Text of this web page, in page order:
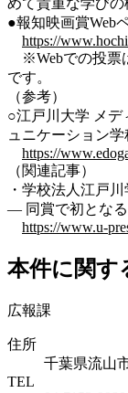
●報知映画賞Web
https://
※Webでの投票
です。
（参考）
○江戸川大学 メデ
ュニケーション学
https://
（関連記事）
・学校法人江戸
― 同賞で初となる
https://www.u-
本件に関す
広報課
住所
千葉県流山
TEL